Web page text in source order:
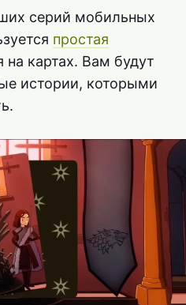
серий мобильных
простая
на картах. Вам будут
истории, которыми